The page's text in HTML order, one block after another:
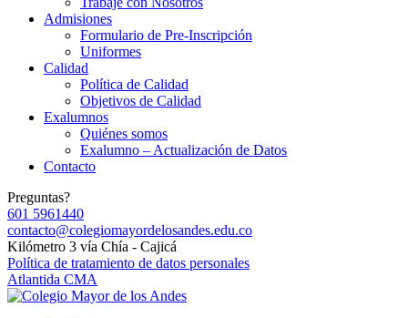
Admisiones
Formulario de Pre-Inscripción
Uniformes
Calidad
Política de Calidad
Objetivos de Calidad
Exalumnos
Quiénes somos
Exalumno – Actualización de Datos
Contacto
Preguntas?
601 5961440
contacto@colegiomayordelosandes.edu.co
Kilómetro 3 vía Chía - Cajicá
Política de tratamiento de datos personales
Atlantida CMA